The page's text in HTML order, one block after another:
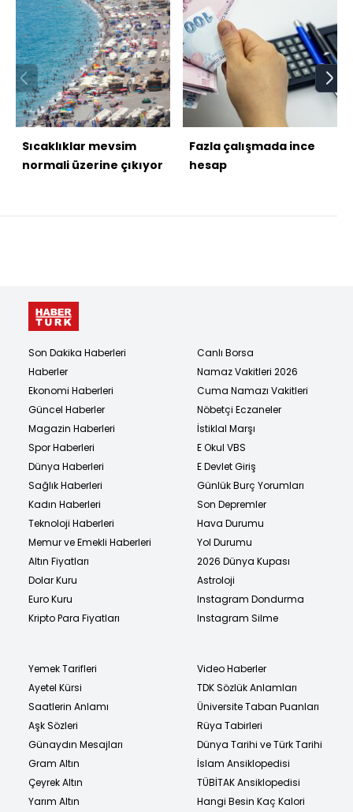
Sıcaklıklar mevsim
normali üzerine çıkıyor
Fazla çalışmada ince
hesap
Son Dakika Haberleri
Haberler
Ekonomi Haberleri
Güncel Haberler
Magazin Haberleri
Spor Haberleri
Dünya Haberleri
Sağlık Haberleri
Kadın Haberleri
Teknoloji Haberleri
Memur ve Emekli Haberleri
Altın Fiyatları
Dolar Kuru
Euro Kuru
Kripto Para Fiyatları
Canlı Borsa
Namaz Vakitleri 2026
Cuma Namazı Vakitleri
Nöbetçi Eczaneler
İstiklal Marşı
E Okul VBS
E Devlet Giriş
Günlük Burç Yorumları
Son Depremler
Hava Durumu
Yol Durumu
2026 Dünya Kupası
Astroloji
Instagram Dondurma
Instagram Silme
Yemek Tarifleri
Ayetel Kürsi
Saatlerin Anlamı
Aşk Sözleri
Günaydın Mesajları
Gram Altın
Çeyrek Altın
Yarım Altın
Video Haberler
TDK Sözlük Anlamları
Üniversite Taban Puanları
Rüya Tabirleri
Dünya Tarihi ve Türk Tarihi
İslam Ansiklopedisi
TÜBİTAK Ansiklopedisi
Hangi Besin Kaç Kalori